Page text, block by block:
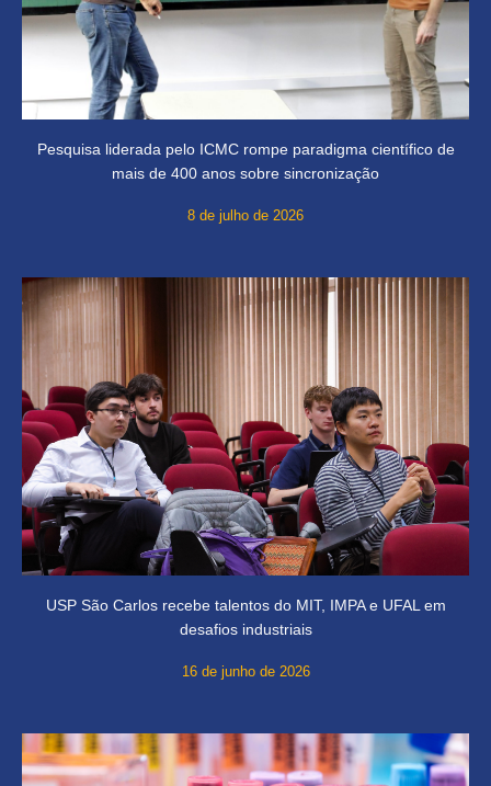
Pesquisa liderada pelo ICMC rompe paradigma científico de
mais de 400 anos sobre sincronização
8 de julho de 2026
USP São Carlos recebe talentos do MIT, IMPA e UFAL em
desafios industriais
16 de junho de 2026